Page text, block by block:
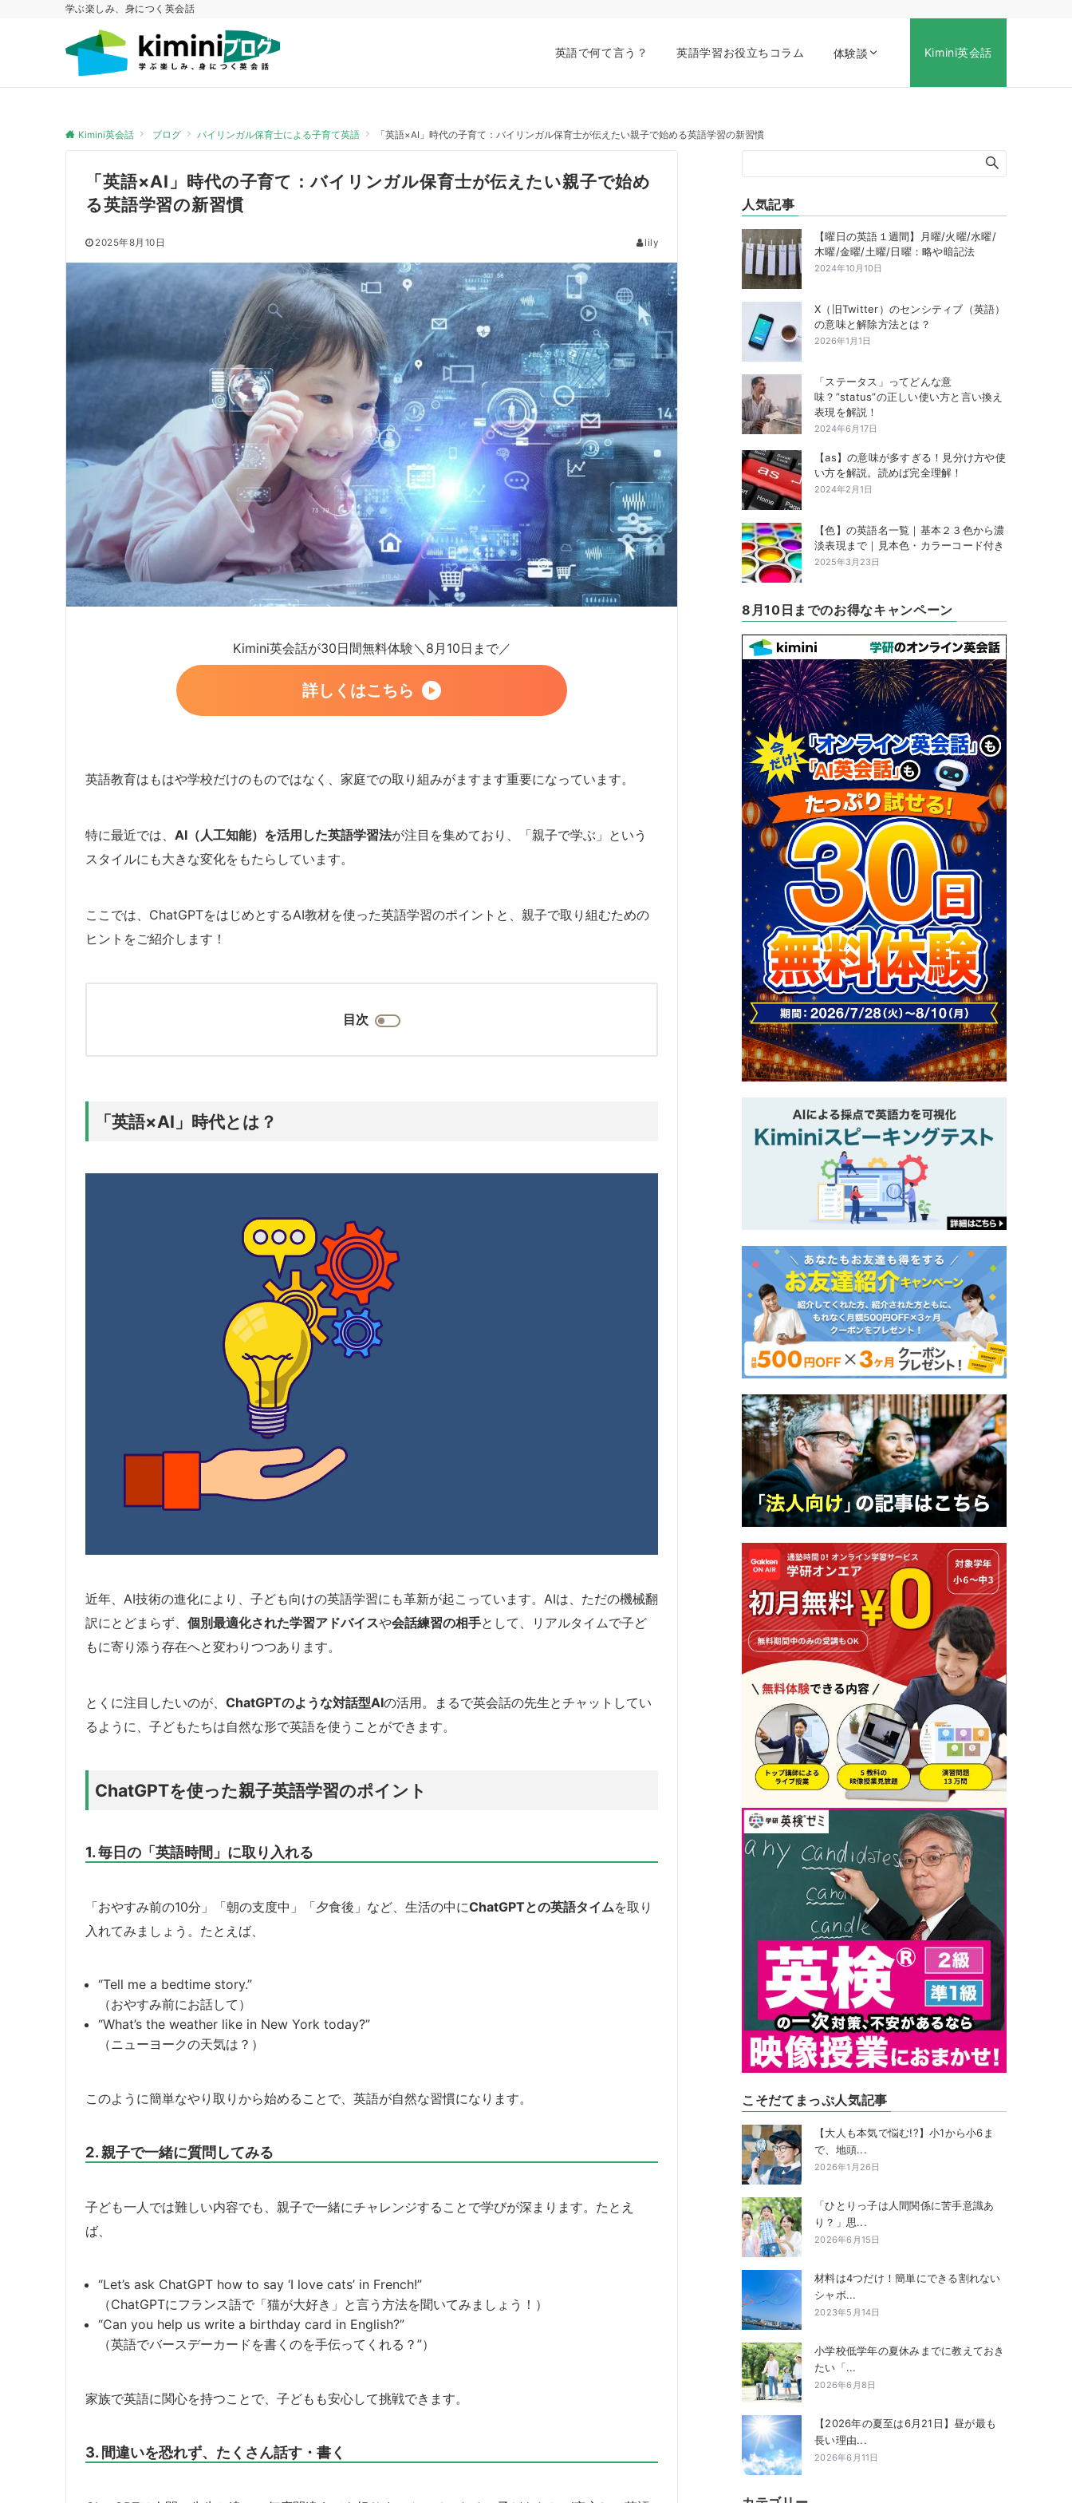
学ぶ楽しみ、身につく英会話
英語で何て言う？ 英語学習お役立ちコラム 体験談 Kimini英会話
Kimini英会話 ブログ バイリンガル保育士による子育て英語 「英語×AI」時代の子育て：バイリンガル保育士が伝えたい親子で始める英語学習の新習慣
「英語×AI」時代の子育て：バイリンガル保育士が伝えたい親子で始め
る英語学習の新習慣
2025年8月10日 lily
Kimini英会話が30日間無料体験＼8月10日まで／
詳しくはこちら
英語教育はもはや学校だけのものではなく、家庭での取り組みがますます重要になっています。
特に最近では、 AI（人工知能）を活用した英語学習法が注目を集めており、「親子で学ぶ」という
スタイルにも大きな変化をもたらしています。
ここでは、ChatGPTをはじめとするAI教材を使った英語学習のポイントと、親子で取り組むための
ヒントをご紹介します！
目次
「英語×AI」時代とは？
近年、AI技術の進化により、子ども向けの英語学習にも革新が起こっています。AIは、ただの機械翻
訳にとどまらず、 個別最適化された学習アドバイスや会話練習の相手として、リアルタイムで子ど
もに寄り添う存在へと変わりつつあります。
とくに注目したいのが、 ChatGPTのような対話型AIの活用。まるで英会話の先生とチャットしてい
るように、子どもたちは自然な形で英語を使うことができます。
ChatGPTを使った親子英語学習のポイント
1. 毎日の「英語時間」に取り入れる
「おやすみ前の10分」「朝の支度中」「夕食後」など、生活の中にChatGPTとの英語タイムを取り
入れてみましょう。たとえば、
“Tell me a bedtime story.”
（おやすみ前にお話して）
“What’s the weather like in New York today?”
（ニューヨークの天気は？）
このように簡単なやり取りから始めることで、英語が自然な習慣になります。
2. 親子で一緒に質問してみる
子ども一人では難しい内容でも、親子で一緒にチャレンジすることで学びが深まります。たとえ
ば、
“Let’s ask ChatGPT how to say ‘I love cats’ in French!”
（ChatGPTにフランス語で「猫が大好き」と言う方法を聞いてみましょう！）
“Can you help us write a birthday card in English?”
（英語でバースデーカードを書くのを手伝ってくれる？”）
家族で英語に関心を持つことで、子どもも安心して挑戦できます。
3. 間違いを恐れず、たくさん話す・書く
人気記事
【曜日の英語１週間】月曜/火曜/水曜/
木曜/金曜/土曜/日曜：略や暗記法
2024年10月10日
X（旧Twitter）のセンシティブ（英語）
の意味と解除方法とは？
2026年1月1日
「ステータス」ってどんな意
味？”status”の正しい使い方と言い換え
表現を解説！
2024年6月17日
【as】の意味が多すぎる！見分け方や使
い方を解説。読めば完全理解！
2024年2月1日
【色】の英語名一覧｜基本２３色から濃
淡表現まで｜見本色・カラーコード付き
2025年3月23日
8月10日までのお得なキャンペーン
こそだてまっぷ人気記事
【大人も本気で悩む!?】小1から小6ま
で、地頭...
2026年1月26日
「ひとりっ子は人間関係に苦手意識あ
り？」思...
2026年6月15日
材料は4つだけ！簡単にできる割れない
シャボ...
2023年5月14日
小学校低学年の夏休みまでに教えておき
たい「...
2026年6月8日
【2026年の夏至は6月21日】昼が最も
長い理由...
2026年6月11日